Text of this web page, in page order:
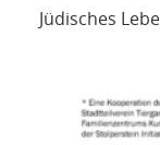
Jüdisches